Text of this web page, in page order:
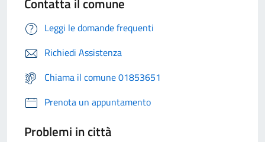
Leggi le domande frequenti
Richiedi Assistenza
Chiama il comune 01853651
Prenota un appuntamento
Problemi in città